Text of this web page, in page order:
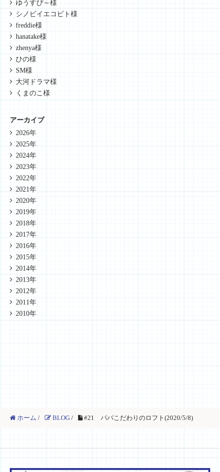
ゆうすぴ～様
シノビイエコビト様
freddie様
hanatake様
zhenya様
ひの様
SM様
大河ドラマ様
くまのこ様
アーカイブ
2026年
2025年
2024年
2023年
2022年
2021年
2020年
2019年
2018年
2017年
2016年
2015年
2014年
2013年
2012年
2011年
2010年
ホーム / BLOG / #21 パパこだわりのロフト(2020/5/8)